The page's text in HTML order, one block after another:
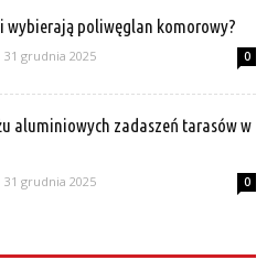
wybierają poliwęglan komorowy?
31 grudnia 2025 0
aluminiowych zadaszeń tarasów w
31 grudnia 2025 0